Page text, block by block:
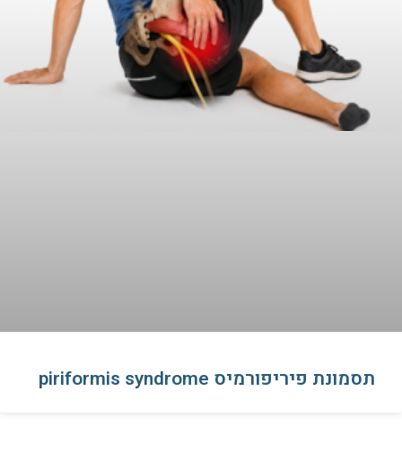
תסמונת פיריפורמיס piriformis syndrome